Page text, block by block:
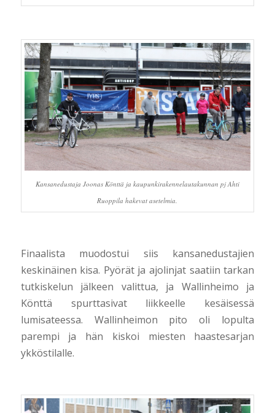
Kansanedustaja Joonas Könttä ja kaupunkirakennelautakunnan pj Ahti
Ruoppila hakevat asetelmia.
Finaalista muodostui siis kansanedustajien
keskinäinen kisa. Pyörät ja ajolinjat saatiin tarkan
tutkiskelun jälkeen valittua, ja Wallinheimo ja
Könttä spurttasivat liikkeelle kesäisessä
lumisateessa. Wallinheimon pito oli lopulta
parempi ja hän kiskoi miesten haastesarjan
ykköstilalle.